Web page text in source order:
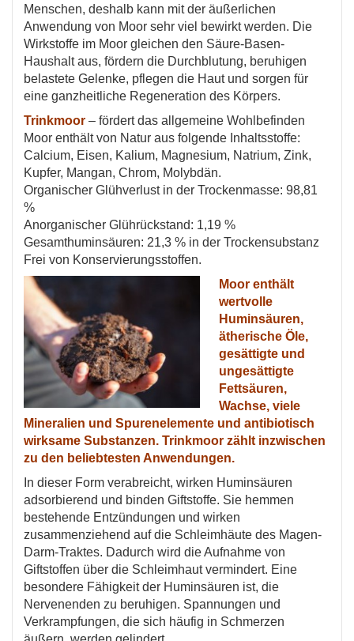
Menschen, deshalb kann mit der äußerlichen
Anwendung von Moor sehr viel bewirkt werden. Die
Wirkstoffe im Moor gleichen den Säure-Basen-
Haushalt aus, fördern die Durchblutung, beruhigen
belastete Gelenke, pflegen die Haut und sorgen für
eine ganzheitliche Regeneration des Körpers.
Trinkmoor – fördert das allgemeine Wohlbefinden
Moor enthält von Natur aus folgende Inhaltsstoffe:
Calcium, Eisen, Kalium, Magnesium, Natrium, Zink,
Kupfer, Mangan, Chrom, Molybdän.
Organischer Glühverlust in der Trockenmasse: 98,81
%
Anorganischer Glührückstand: 1,19 %
Gesamthuminsäuren: 21,3 % in der Trockensubstanz
Frei von Konservierungsstoffen.
Moor enthält
wertvolle
Huminsäuren,
ätherische Öle,
gesättigte und
ungesättigte
Fettsäuren,
Wachse, viele
Mineralien und Spurenelemente und antibiotisch
wirksame Substanzen. Trinkmoor zählt inzwischen
zu den beliebtesten Anwendungen.
In dieser Form verabreicht, wirken Huminsäuren
adsorbierend und binden Giftstoffe. Sie hemmen
bestehende Entzündungen und wirken
zusammenziehend auf die Schleimhäute des Magen-
Darm-Traktes. Dadurch wird die Aufnahme von
Giftstoffen über die Schleimhaut vermindert. Eine
besondere Fähigkeit der Huminsäuren ist, die
Nervenenden zu beruhigen. Spannungen und
Verkrampfungen, die sich häufig in Schmerzen